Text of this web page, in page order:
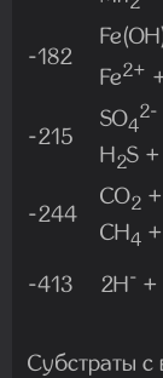
-182
Fe2+
-215
SO4
2-
H2S
-244
CO2
CH4
-413 2H- +
Субстраты с